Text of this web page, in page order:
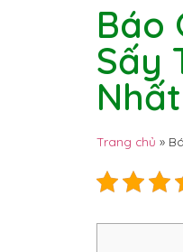
Báo
Sấy
Nhất
Trang chủ »